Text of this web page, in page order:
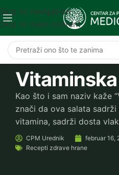
Skip to navigation
Skip to main content
Kao što i sam naziv kaže
znači da ova salata
vitamina, sadrži dosta
CPM Urednik
februar 16,
Recepti zdrave hrane